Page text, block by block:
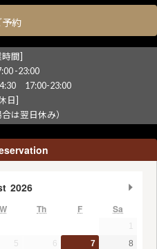
予約
時間]
-23:00
17:00-23:00
日]
は翌日休み）
2026
W Th F Sa
1
5 6 7
8